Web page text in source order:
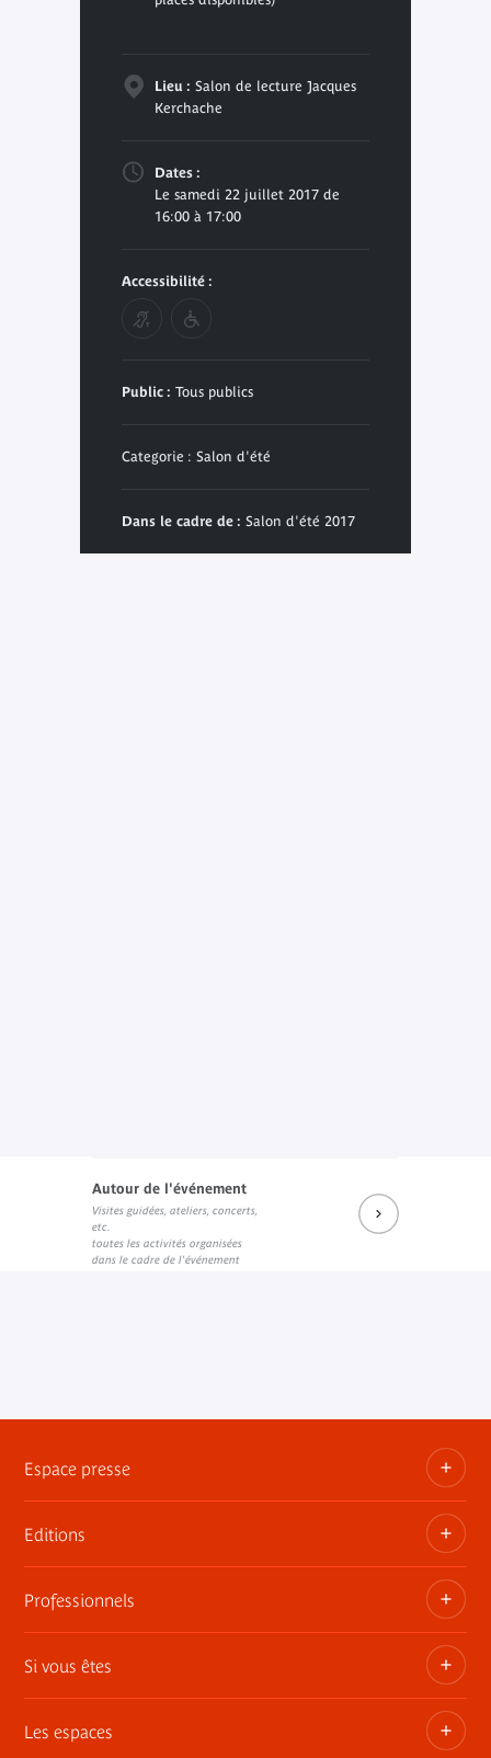
Lieu : Salon de lecture Jacques
Kerchache
Dates :
Le samedi 22 juillet 2017 de
16:00 à 17:00
Accessibilité :
Public : Tous publics
Categorie : Salon d'été
Dans le cadre de : Salon d'été 2017
Autour de l'événement
Visites guidées, ateliers, concerts,
etc.
toutes les activités organisées
dans le cadre de l'événement
Espace presse
Dossiers, communiqués, bandes annonces
Contact presse
Editions
Les publications du musée
Professionnels
Privatisez les espaces
Si vous êtes
Adhérent
Les espaces